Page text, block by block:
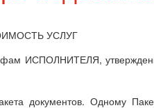
УСЛУГ
ИСПОЛНИТЕЛЯ,
документов. Одному